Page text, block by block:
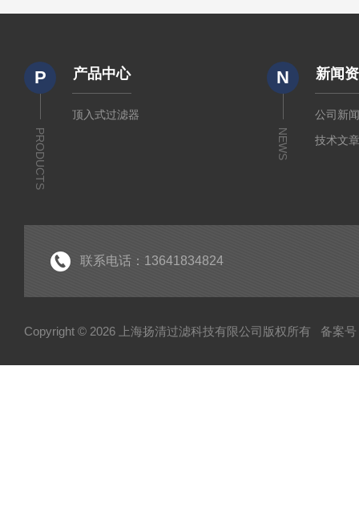
P
PRODUCTS
产品中心
顶入式过滤器
N
NEWS
新闻
公司新
技术文
联系电话：13641834824
Copyright © 2026 上海扬清过滤科技有限公司版权所有 备案号